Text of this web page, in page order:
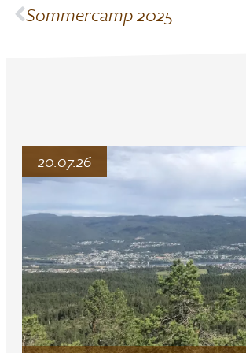
Sommercamp 2025
20.07.26